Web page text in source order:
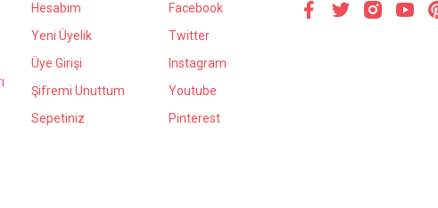
Hesabım
Yeni Üyelik
Üye Girişi
Şifremi Unuttum
Sepetiniz
Facebook
Twitter
Instagram
Youtube
Pinterest